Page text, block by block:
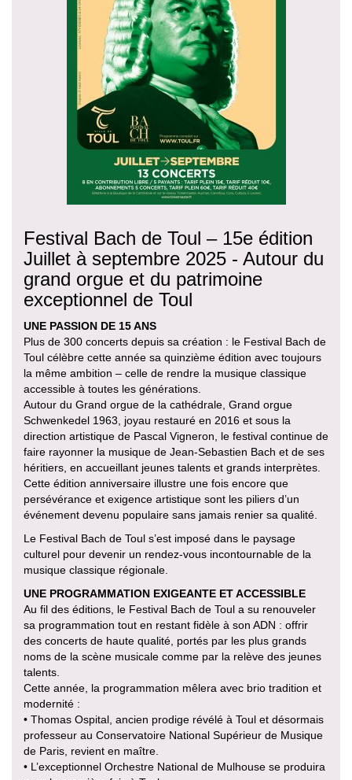
Festival Bach de Toul – 15e édition
Juillet à septembre 2025 - Autour du
grand orgue et du patrimoine
exceptionnel de Toul
UNE PASSION DE 15 ANS
Plus de 300 concerts depuis sa création : le Festival Bach de
Toul célèbre cette année sa quinzième édition avec toujours
la même ambition – celle de rendre la musique classique
accessible à toutes les générations.
Autour du Grand orgue de la cathédrale, Grand orgue
Schwenkedel 1963, joyau restauré en 2016 et sous la
direction artistique de Pascal Vigneron, le festival continue de
faire rayonner la musique de Jean-Sebastien Bach et de ses
héritiers, en accueillant jeunes talents et grands interprètes.
Cette édition anniversaire illustre une fois encore que
persévérance et exigence artistique sont les piliers d’un
événement devenu populaire sans jamais renier sa qualité.
Le Festival Bach de Toul s’est imposé dans le paysage
culturel pour devenir un rendez-vous incontournable de la
musique classique régionale.
UNE PROGRAMMATION EXIGEANTE ET ACCESSIBLE
Au fil des éditions, le Festival Bach de Toul a su renouveler
sa programmation tout en restant fidèle à son ADN : offrir
des concerts de haute qualité, portés par les plus grands
noms de la scène musicale comme par la relève des jeunes
talents.
Cette année, la programmation mêlera avec brio tradition et
modernité :
• Thomas Ospital, ancien prodige révélé à Toul et désormais
professeur au Conservatoire National Supérieur de Musique
de Paris, revient en maître.
• L’exceptionnel Orchestre National de Mulhouse se produira